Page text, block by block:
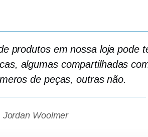
produtos em nossa loja pode
algumas compartilhadas
de peças, outras não.
Jordan Woolmer